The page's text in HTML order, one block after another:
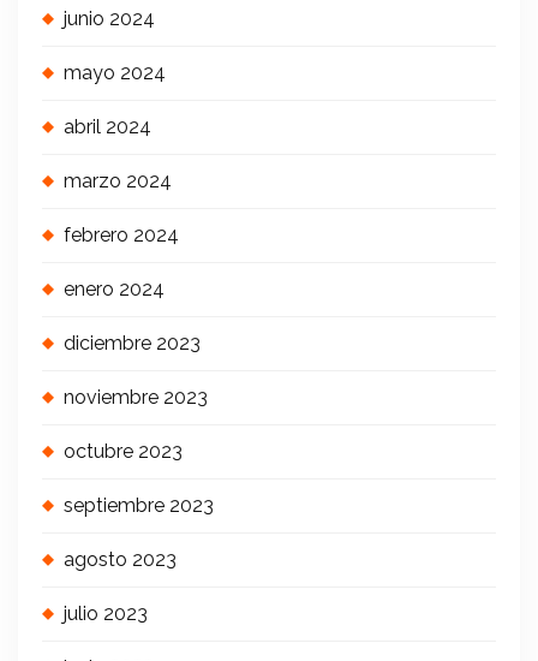
junio 2024
mayo 2024
abril 2024
marzo 2024
febrero 2024
enero 2024
diciembre 2023
noviembre 2023
octubre 2023
septiembre 2023
agosto 2023
julio 2023